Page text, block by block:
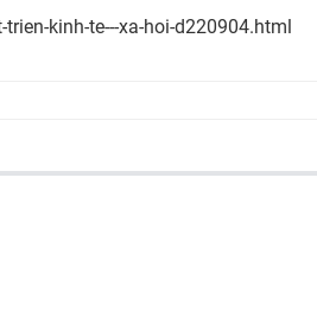
kinh-te---xa-hoi-d220904.html